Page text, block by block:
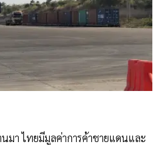
มา ไทยมีมูลค่าการค้าชายแดนและ